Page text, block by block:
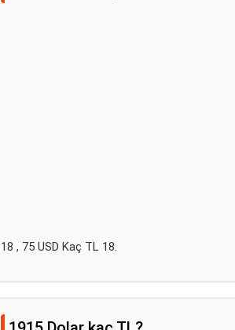
18 , 75 USD Kaç TL 18.